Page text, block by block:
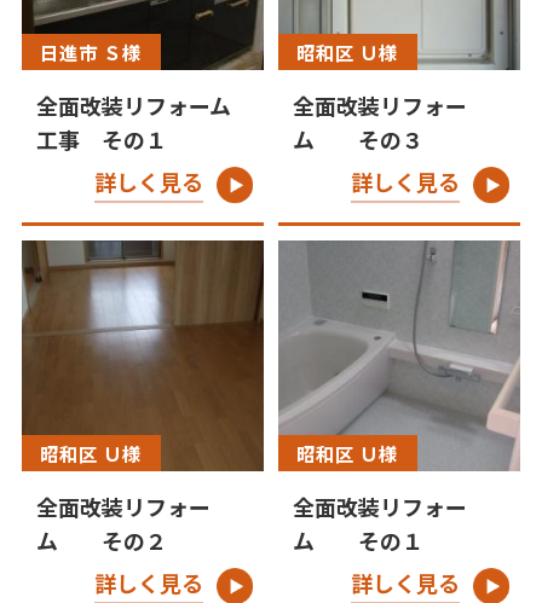
日進市 Ｓ様
全面改装リフォーム
工事 その１
詳しく見る
昭和区 Ｕ様
全面改装リフォー
ム その３
詳しく見る
昭和区 Ｕ様
全面改装リフォー
ム その２
詳しく見る
昭和区 Ｕ様
全面改装リフォー
ム その１
詳しく見る